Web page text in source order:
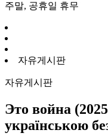
주말, 공휴일 휴무
자유게시판
자유게시판
Это война
українською